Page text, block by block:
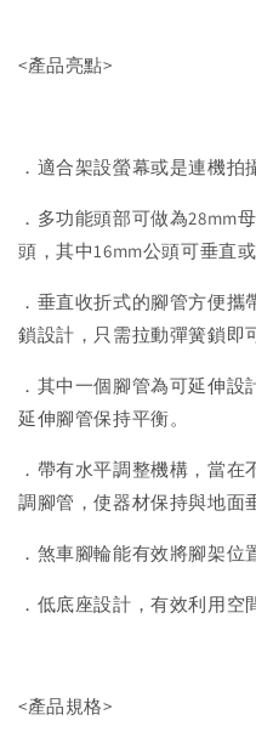
<產品亮點>
．適合架設螢幕或是連機拍
．多功能頭部可做為28mm
頭，其中16mm公頭可垂直或
．垂直收折式的腳管方便
鎖設計，只需拉動彈簧鎖即
．其中一個腳管為可延伸
延伸腳管保持平衡。
．帶有水平調整機構，當
調腳管，使器材保持與地面
．煞車腳輪能有效將腳架位
．低底座設計，有效利用空
<產品規格>